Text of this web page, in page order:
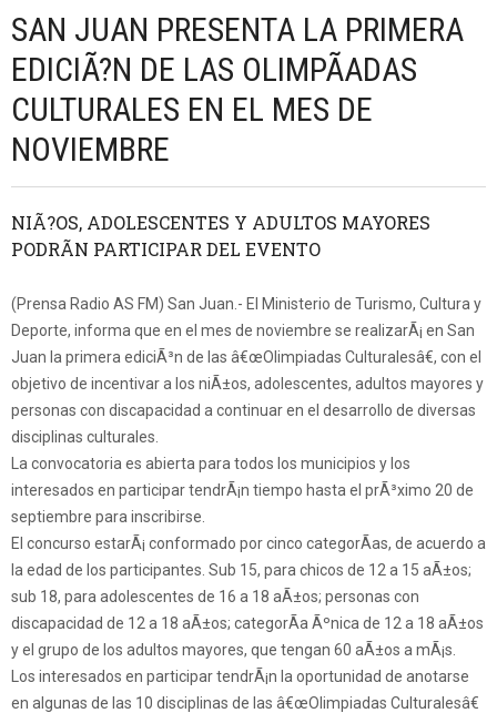
SAN JUAN PRESENTA LA PRIMERA
EDICIÃ?N DE LAS OLIMPÃADAS
CULTURALES EN EL MES DE
NOVIEMBRE
NIÃ?OS, ADOLESCENTES Y ADULTOS MAYORES
PODRÃN PARTICIPAR DEL EVENTO
(Prensa Radio AS FM) San Juan.- El Ministerio de Turismo, Cultura y
Deporte, informa que en el mes de noviembre se realizarÃ¡ en San
Juan la primera ediciÃ³n de las â€œOlimpiadas Culturalesâ€, con el
objetivo de incentivar a los niÃ±os, adolescentes, adultos mayores y
personas con discapacidad a continuar en el desarrollo de diversas
disciplinas culturales.
La convocatoria es abierta para todos los municipios y los
interesados en participar tendrÃ¡n tiempo hasta el prÃ³ximo 20 de
septiembre para inscribirse.
El concurso estarÃ¡ conformado por cinco categorÃ­as, de acuerdo a
la edad de los participantes. Sub 15, para chicos de 12 a 15 aÃ±os;
sub 18, para adolescentes de 16 a 18 aÃ±os; personas con
discapacidad de 12 a 18 aÃ±os; categorÃ­a Ãºnica de 12 a 18 aÃ±os
y el grupo de los adultos mayores, que tengan 60 aÃ±os a mÃ¡s.
Los interesados en participar tendrÃ¡n la oportunidad de anotarse
en algunas de las 10 disciplinas de las â€œOlimpiadas Culturalesâ€